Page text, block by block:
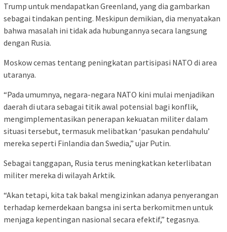
Trump untuk mendapatkan Greenland, yang dia gambarkan
sebagai tindakan penting. Meskipun demikian, dia menyatakan
bahwa masalah ini tidak ada hubungannya secara langsung
dengan Rusia.
Moskow cemas tentang peningkatan partisipasi NATO di area
utaranya.
“Pada umumnya, negara-negara NATO kini mulai menjadikan
daerah di utara sebagai titik awal potensial bagi konflik,
mengimplementasikan penerapan kekuatan militer dalam
situasi tersebut, termasuk melibatkan ‘pasukan pendahulu’
mereka seperti Finlandia dan Swedia,” ujar Putin.
Sebagai tanggapan, Rusia terus meningkatkan keterlibatan
militer mereka di wilayah Arktik.
“Akan tetapi, kita tak bakal mengizinkan adanya penyerangan
terhadap kemerdekaan bangsa ini serta berkomitmen untuk
menjaga kepentingan nasional secara efektif,” tegasnya.